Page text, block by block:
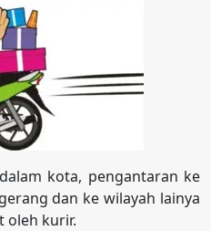
kota, pengantaran ke
dan ke wilayah lainya
oleh kurir.